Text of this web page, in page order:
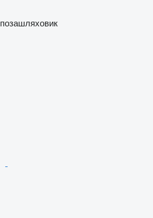
позашляховик